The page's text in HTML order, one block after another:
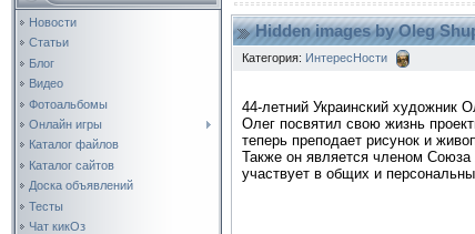
Новости
Статьи
Блог
Видео
Фотоальбомы
Онлайн игры
Каталог файлов
Каталог сайтов
Доска объявлений
Тесты
Чат кикОз
Hidden images by Oleg
Категория: ИнтересНости
44-летний Украинский художник
Олег посвятил свою жизнь
теперь преподает рисунок и
Также он является членом Союза
участвует в общих и